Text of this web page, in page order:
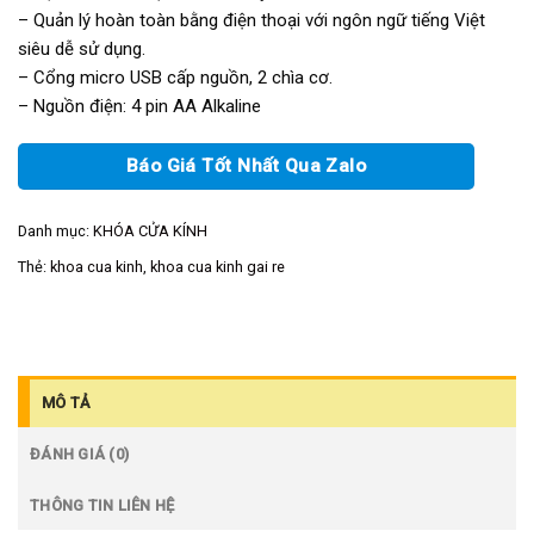
– Quản lý hoàn toàn bằng điện thoại với ngôn ngữ tiếng Việt
siêu dễ sử dụng.
– Cổng micro USB cấp nguồn, 2 chìa cơ.
– Nguồn điện: 4 pin AA Alkaline
Báo Giá Tốt Nhất Qua Zalo
Danh mục: KHÓA CỬA KÍNH
Thẻ: khoa cua kinh, khoa cua kinh gai re
MÔ TẢ
ĐÁNH GIÁ (0)
THÔNG TIN LIÊN HỆ